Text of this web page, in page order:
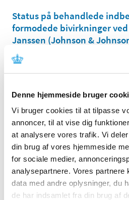
Denne hjemmeside bruger
Vi bruger cookies til at tilpasse
annoncer, til at vise dig
at analysere vores trafik. Vi
din brug af vores hjemmeside
for sociale medier,
analysepartnere. Vores partnere
data med andre oplysninger, du
de har indsamlet fra din brug af
Status på behandlede
formodede bivirkninger ved
Janssen (Johnson &
|5. august 2021
Lægemiddelstyrelsen har frem til
formodede bivirkninger
(Moderna), uge 31
|5. august 2021
Lægemiddelstyrelsen har
indberetninger om formodede
Status på behandlede